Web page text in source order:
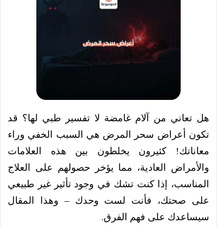
هل تعاني من آلام غامضة لا تفسير طبي لها؟ قد
تكون أعراض سحر المرض هي السبب الخفي وراء
معاناتك! كثيرون يخلطون بين هذه العلامات
والأمراض العادية، مما يؤخر حصولهم على العلاج
المناسب، إذا كنت تشك في وجود تأثير غير طبيعي
على صحتك، فأنت لست وحدك – وهذا المقال
سيساعدك على فهم الفرق.